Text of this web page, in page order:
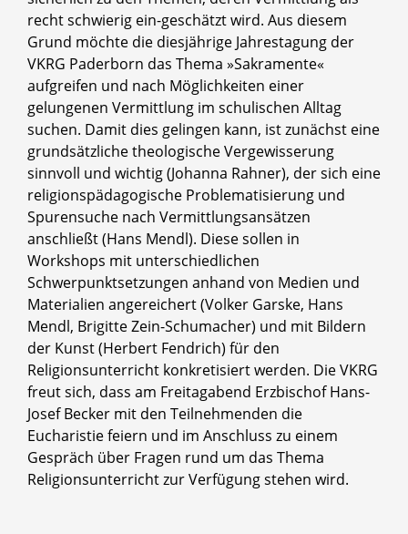
recht schwierig ein-geschätzt wird. Aus diesem
Grund möchte die diesjährige Jahrestagung der
VKRG Paderborn das Thema »Sakramente«
aufgreifen und nach Möglichkeiten einer
gelungenen Vermittlung im schulischen Alltag
suchen. Damit dies gelingen kann, ist zunächst eine
grundsätzliche theologische Vergewisserung
sinnvoll und wichtig (Johanna Rahner), der sich eine
religionspädagogische Problematisierung und
Spurensuche nach Vermittlungsansätzen
anschließt (Hans Mendl). Diese sollen in
Workshops mit unterschiedlichen
Schwerpunktsetzungen anhand von Medien und
Materialien angereichert (Volker Garske, Hans
Mendl, Brigitte Zein-Schumacher) und mit Bildern
der Kunst (Herbert Fendrich) für den
Religionsunterricht konkretisiert werden. Die VKRG
freut sich, dass am Freitagabend Erzbischof Hans-
Josef Becker mit den Teilnehmenden die
Eucharistie feiern und im Anschluss zu einem
Gespräch über Fragen rund um das Thema
Religionsunterricht zur Verfügung stehen wird.